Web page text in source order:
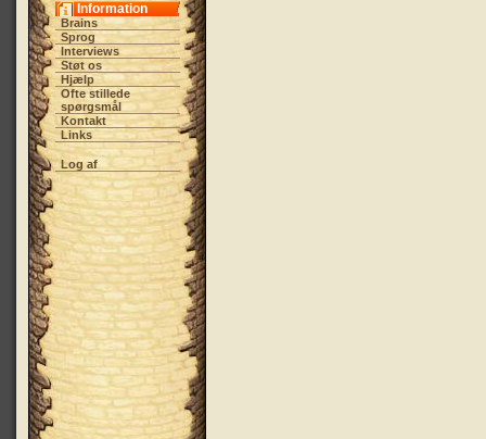
Information
Brains
Sprog
Interviews
Støt os
Hjælp
Ofte stillede
spørgsmål
Kontakt
Links
Log af